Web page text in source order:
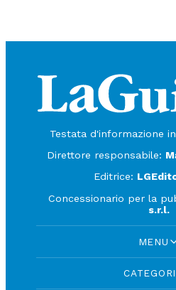
Testata d'informazione
Direttore responsabile:
Editrice:
Concessionario per la
s.r.l.
MENU